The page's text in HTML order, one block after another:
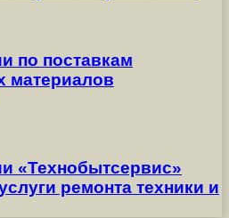
по поставкам
материалов
«Технобытсервис»
ремонта техники и